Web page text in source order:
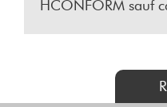
HCONFORM sauf